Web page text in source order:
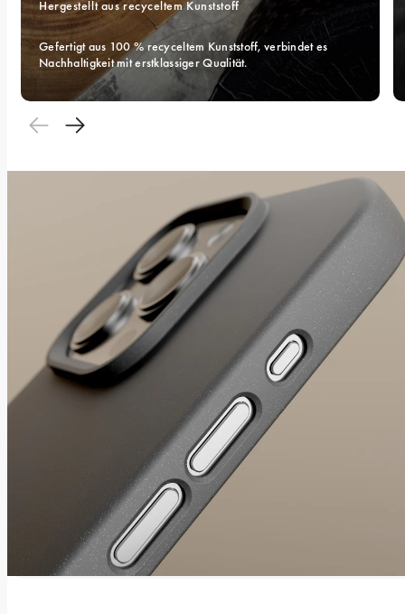
Hergestellt aus recyceltem Kunststoff
Gefertigt aus 100 % recyceltem Kunststoff, verbindet es
Nachhaltigkeit mit erstklassiger Qualität.